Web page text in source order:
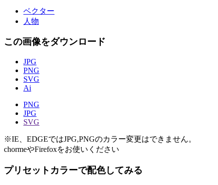
ベクター
人物
この画像をダウンロード
JPG
PNG
SVG
Ai
PNG
JPG
SVG
※IE、EDGEではJPG,PNGのカラー変更はできません。
chormeやFirefoxをお使いください
プリセットカラーで配色してみる